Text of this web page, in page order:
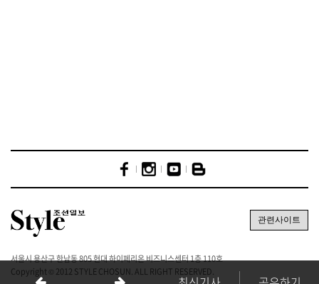
서울시 용산구 한남동 805 현대 하이페리온 비즈니스센터 1층 110호
Copyright © 2012 STYLE CHOSUN. ALL RIGHT RESERVED.